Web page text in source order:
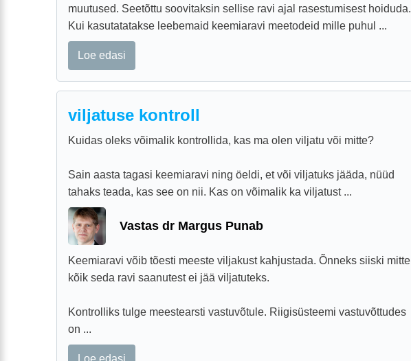
muutused. Seetõttu soovitaksin sellise ravi ajal rasestumisest hoiduda.
Kui kasutatatakse leebemaid keemiaravi meetodeid mille puhul ...
Loe edasi
viljatuse kontroll
Kuidas oleks võimalik kontrollida, kas ma olen viljatu või mitte?
Sain aasta tagasi keemiaravi ning öeldi, et või viljatuks jääda, nüüd
tahaks teada, kas see on nii. Kas on võimalik ka viljatust ...
Vastas dr Margus Punab
Keemiaravi võib tõesti meeste viljakust kahjustada. Õnneks siiski mitte
kõik seda ravi saanutest ei jää viljatuteks.
Kontrolliks tulge meestearsti vastuvõtule. Riigisüsteemi vastuvõttudes
on ...
Loe edasi